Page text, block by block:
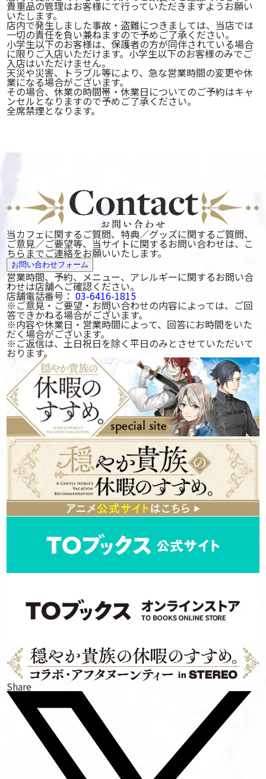
貴重品の管理はお客様にて行っていただきますようお願い
いたします。
店内で発生しました事故・盗難につきましては、当店では
一切の責任を負い兼ねますので予めご了承ください。
小学生以下のお客様は、保護者の方が同伴されている場合
に限りご入店いただけます。小学生以下のお客様のみでご
入店はいただけません。
天災や災害、トラブル等により、急な営業時間の変更や休
業になる場合がございます。
その場合、休業の時間帯・休業日についてのご予約はキャ
ンセルとなりますので予めご了承ください。
全席禁煙となります。
当カフェに関するご質問、特典／グッズに関するご質問、
ご意見／ご要望等、当サイトに関するお問い合わせは、こ
ちらまでご連絡をお願いいたします。
お問い合わせフォーム
営業時間、予約、メニュー、アレルギーに関するお問い合
わせは店舗へご確認ください。
店舗電話番号：03-6416-1815
※ご意見・ご要望・お問い合わせの内容によっては、ご回
答できかねる場合がございます。
※内容や休業日・営業時間によって、回答にお時間をいた
だく場合がございます。
※ご返信は、土日祝日を除く平日のみとさせていただいて
おります。
Share